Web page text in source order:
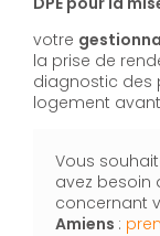
votre
la prise de
diagnostic des
logement
Vous
avez besoin
concernant
Amiens :